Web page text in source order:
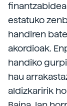
estatuko
handiren
akordioak.
handiko
hau
aldizkaririk